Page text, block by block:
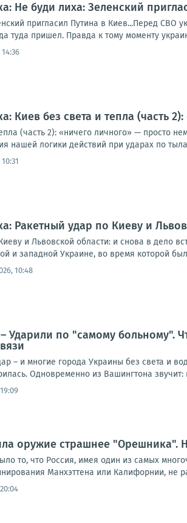
Не буди лиха: Зеленский
пригласил Путина в Киев...Перед СВО
туда пришел. Правда к тому моменту
14:36
Киев без света и тепла (часть
(часть 2): «ничего личного» — просто
нашей логики действий при ударах по
Ракетный удар по Киеву и
и Львовской области: и снова в дело
и западной Украине, во время которой
10:48
Ударили по "самому больному".
– и многие города Украины без света и
Одновременно из Вашингтона
оружие страшнее "Орешника".
то, что Россия, имея один из самых
Манхэттена или Калифорнии, не